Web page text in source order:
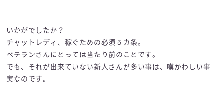
いかがでしたか？
チャットレディ、稼ぐための必須５カ条。
ベテランさんにとっては当たり前のことです。
でも、それが出来ていない新人さんが多い事は、嘆かわしい事
実なのです。